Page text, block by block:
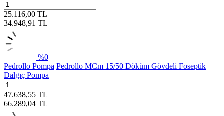
25.116,00 TL
34.948,91 TL
%0
Pedrollo Pompa Pedrollo MCm 15/50 Döküm Gövdeli Foseptik
Dalgıç Pompa
47.638,55 TL
66.289,04 TL